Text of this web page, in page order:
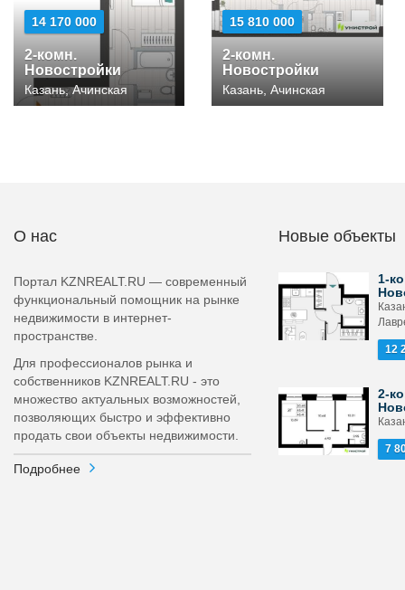
14 170 000
2-комн.
Новостройки
Казань, Ачинская
15 810 000
2-комн.
Новостройки
Казань, Ачинская
О нас
Портал KZNREALT.RU — современный
функциональный помощник на рынке
недвижимости в интернет-
пространстве.
Для профессионалов рынка и
собственников KZNREALT.RU - это
множество актуальных возможностей,
позволяющих быстро и эффективно
продать свои объекты недвижимости.
Подробнее
Новые объекты
1-
12
2-
7